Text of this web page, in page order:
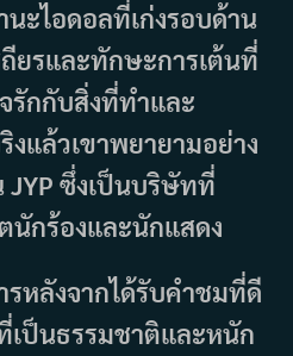
นะไอดอลที่เก่งรอบด้าน
ถียรและทักษะการเต้นที่
รักกับสิ่งที่ทำและ
แล้วเขาพยายามอย่าง
JYP ซึ่งเป็นบริษัทที่
นักร้องและนักแสดง
หลังจากได้รับคำชมที่ดี
เป็นธรรมชาติและหนัก